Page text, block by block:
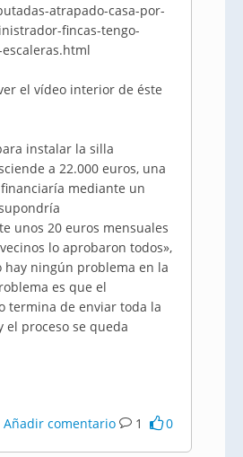
atrapado-casa-por-
fincas-tengo-
el vídeo interior de éste
instalar la silla
a 22.000 euros, una
mediante un
unos 20 euros mensuales
lo aprobaron todos»,
hay ningún problema en la
es que el
termina de enviar toda la
el proceso se queda
Añadir comentario 1 0